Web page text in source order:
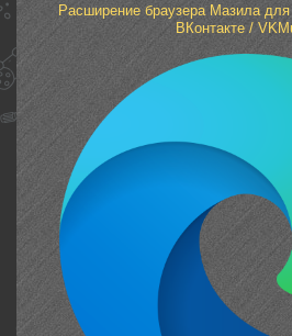
Расширение браузера Мазила
ВКонтакте /